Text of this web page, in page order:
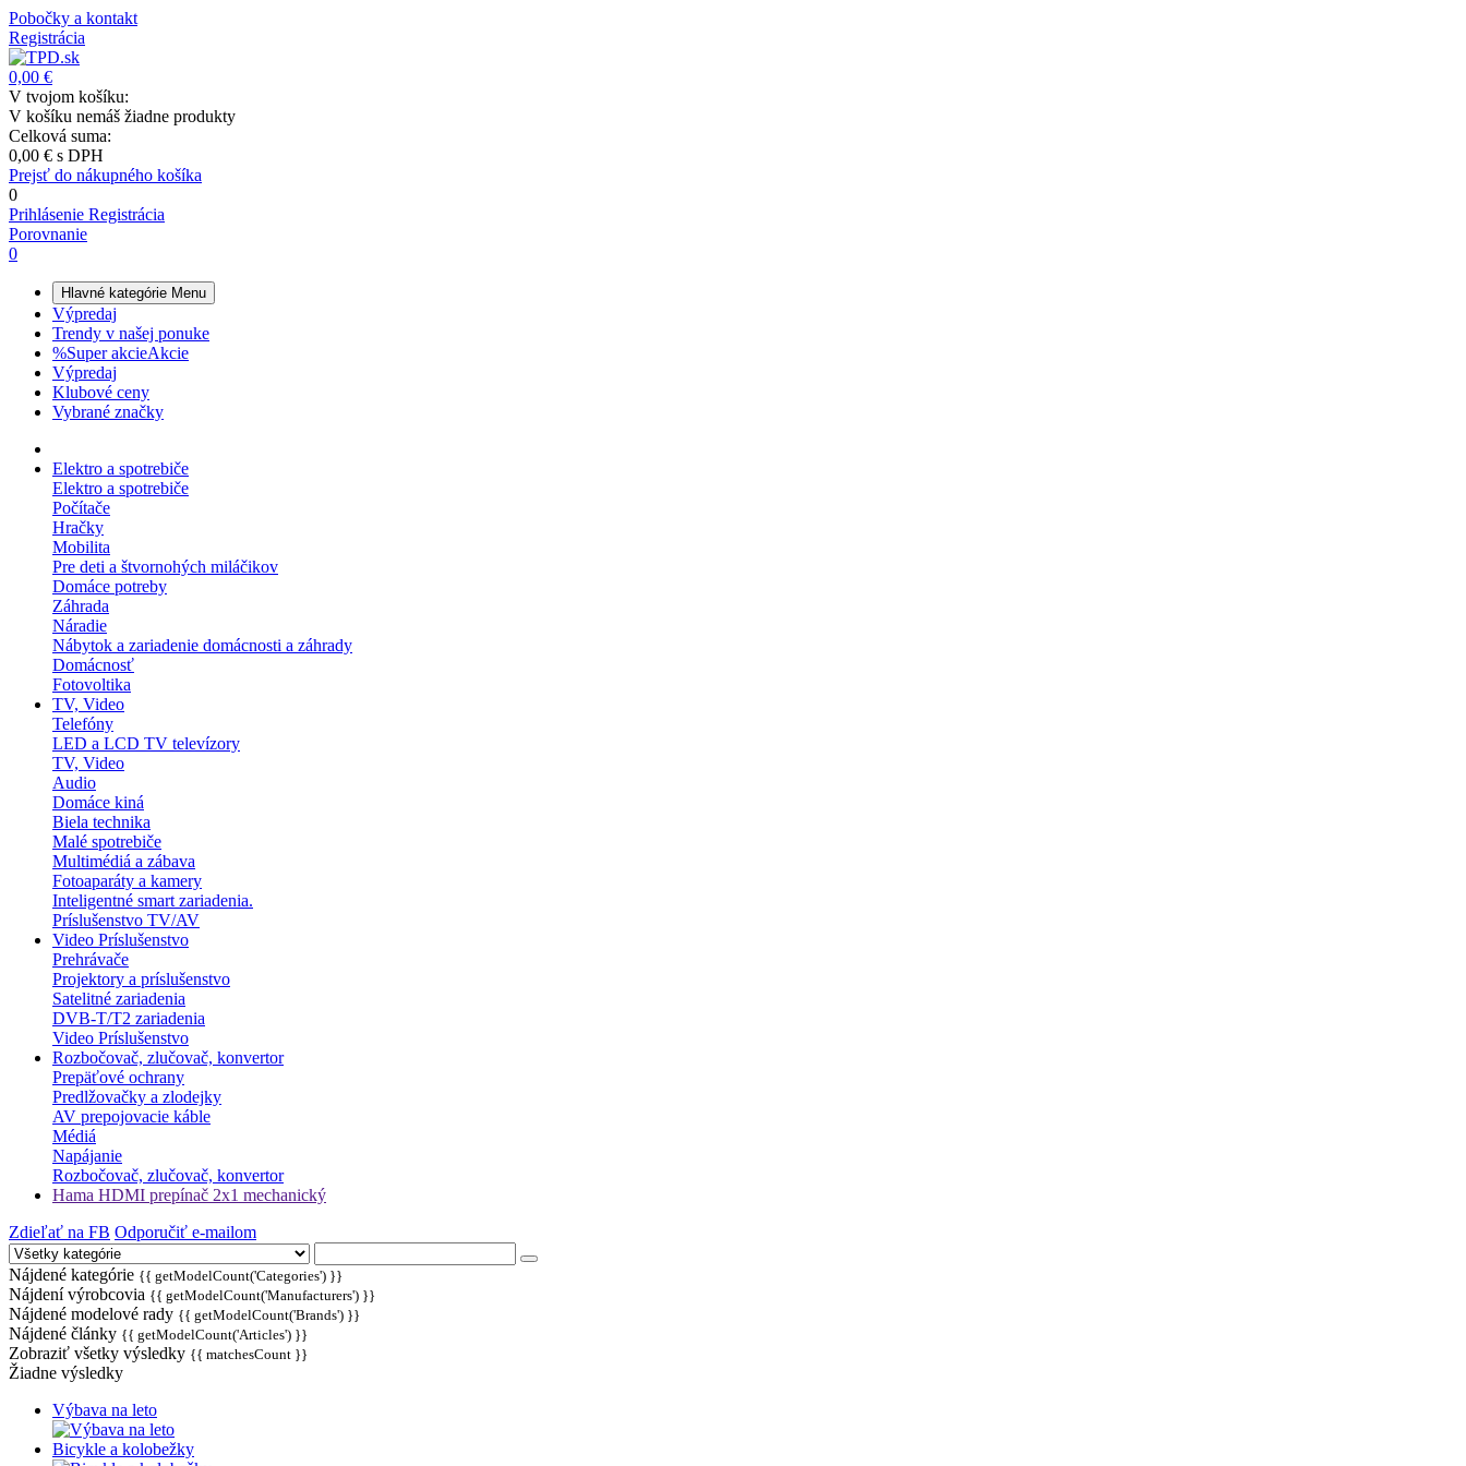
Pobočky a kontakt
Registrácia
0,00 €
V tvojom košíku:
V košíku nemáš žiadne produkty
Celková suma:
0,00 € s DPH
Prejsť do nákupného košíka
0
Prihlásenie Registrácia
Porovnanie
0
Hlavné kategórie Menu
Výpredaj
Trendy v našej ponuke
%Super akcieAkcie
Výpredaj
Klubové ceny
Vybrané značky
Elektro a spotrebiče
Elektro a spotrebiče
Počítače
Hračky
Mobilita
Pre deti a štvornohých miláčikov
Domáce potreby
Záhrada
Náradie
Nábytok a zariadenie domácnosti a záhrady
Domácnosť
Fotovoltika
TV, Video
Telefóny
LED a LCD TV televízory
TV, Video
Audio
Domáce kiná
Biela technika
Malé spotrebiče
Multimédiá a zábava
Fotoaparáty a kamery
Inteligentné smart zariadenia.
Príslušenstvo TV/AV
Video Príslušenstvo
Prehrávače
Projektory a príslušenstvo
Satelitné zariadenia
DVB-T/T2 zariadenia
Video Príslušenstvo
Rozbočovač, zlučovač, konvertor
Prepäťové ochrany
Predlžovačky a zlodejky
AV prepojovacie káble
Médiá
Napájanie
Rozbočovač, zlučovač, konvertor
Hama HDMI prepínač 2x1 mechanický
Zdieľať na FB Odporučiť e-mailom
Nájdené kategórie {{ getModelCount('Categories') }}
Nájdení výrobcovia {{ getModelCount('Manufacturers') }}
Nájdené modelové rady {{ getModelCount('Brands') }}
Nájdené články {{ getModelCount('Articles') }}
Zobraziť všetky výsledky {{ matchesCount }}
Žiadne výsledky
Výbava na leto
Bicykle a kolobežky